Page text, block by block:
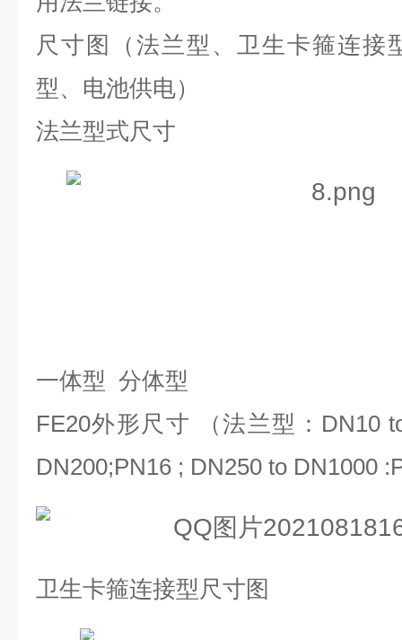
尺寸图（法兰型、卫生卡箍连接
型、电池供电）
法兰型式尺寸
一体型 分体型
FE20外形尺寸 （法兰型： DN10
DN200;PN16 ; DN250 to DN1000
卫生卡箍连接型尺寸图